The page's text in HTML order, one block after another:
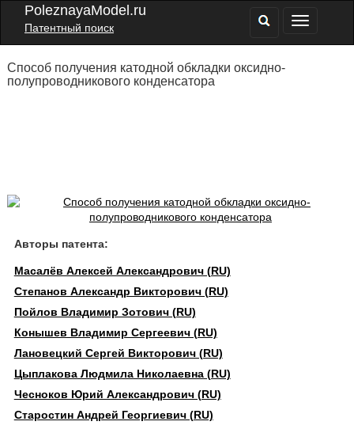
PoleznayaModel.ru
Патентный поиск
Способ получения катодной обкладки оксидно-
полупроводникового конденсатора
Авторы патента:
Масалёв Алексей Александрович (RU)
Степанов Александр Викторович (RU)
Пойлов Владимир Зотович (RU)
Конышев Владимир Сергеевич (RU)
Лановецкий Сергей Викторович (RU)
Цыплакова Людмила Николаевна (RU)
Чесноков Юрий Александрович (RU)
Старостин Андрей Георгиевич (RU)